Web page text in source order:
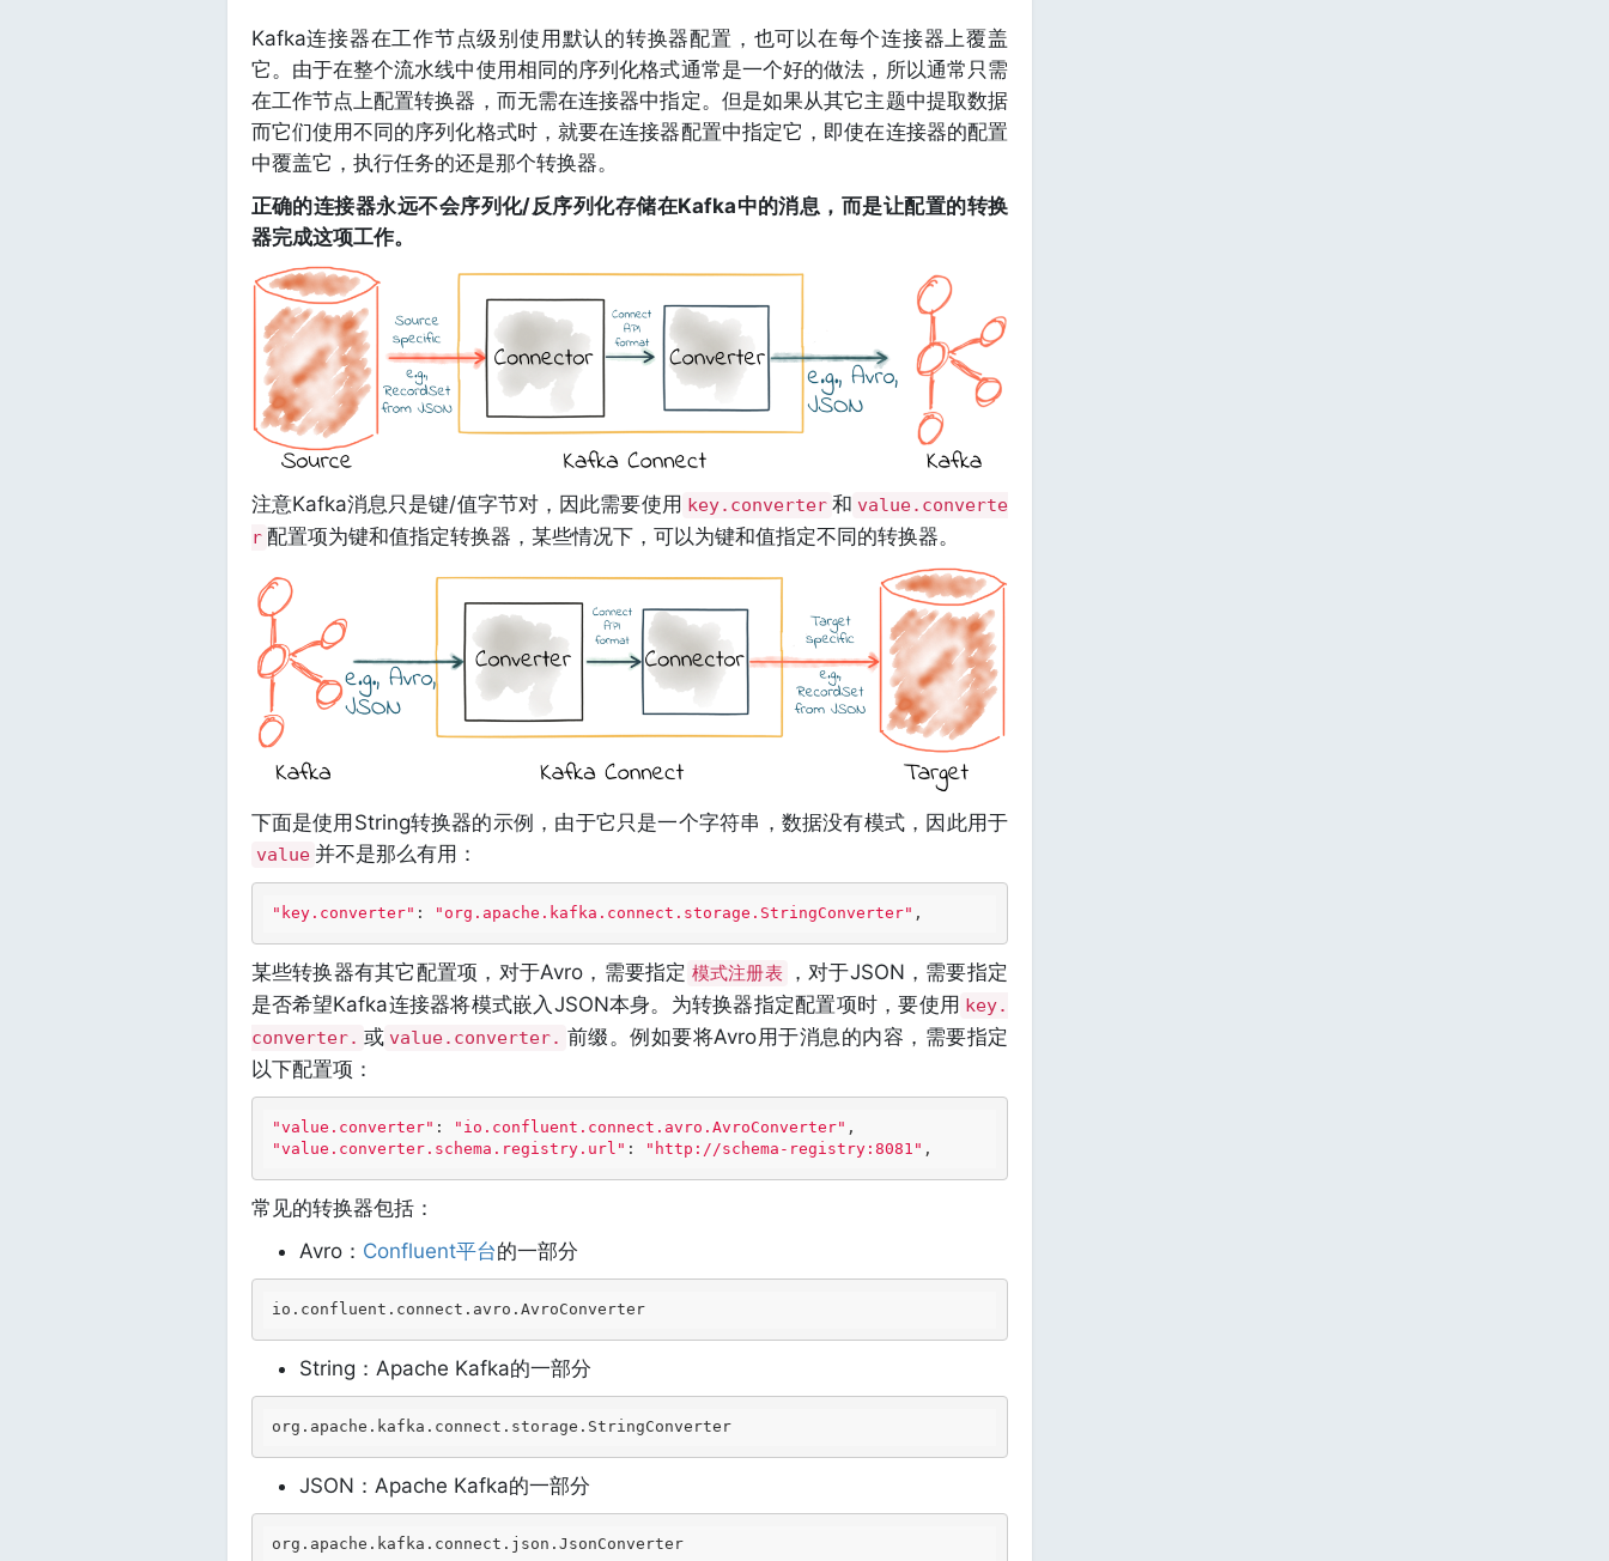
Kafka连接器在工作节点级别使用默认的转换器配置，也可以在每个连接器上覆盖
它。由于在整个流水线中使用相同的序列化格式通常是一个好的做法，所以通常只需
在工作节点上配置转换器，而无需在连接器中指定。但是如果从其它主题中提取数据
而它们使用不同的序列化格式时，就要在连接器配置中指定它，即使在连接器的配置
中覆盖它，执行任务的还是那个转换器。
正确的连接器永远不会序列化/反序列化存储在Kafka中的消息，而是让配置的转换
器完成这项工作。
注意Kafka消息只是键/值字节对，因此需要使用 key.converter 和 value.converte
r 配置项为键和值指定转换器，某些情况下，可以为键和值指定不同的转换器。
下面是使用String转换器的示例，由于它只是一个字符串，数据没有模式，因此用于
value 并不是那么有用：
"key.converter" : "org.apache.kafka.connect.storage.StringConverter"
某些转换器有其它配置项，对于Avro，需要指定 模式注册表
，对于JSON，需要指定
是否希望Kafka连接器将模式嵌入JSON本身。为转换器指定配置项时，要使用 key.
converter. 或 value.converter. 前缀。例如要将Avro用于消息的内容，需要指定
以下配置项：
"value.converter" : "io.confluent.connect.avro.AvroConverter"
"value.converter.schema.registry.url" : "http://schema-registry:8081"
常见的转换器包括：
Avro： Confluent平台的一部分
io .confluent .connect .avro .AvroConverter
String：Apache Kafka的一部分
org .apache .kafka .connect .storage .StringConverter
JSON：Apache Kafka的一部分
org .apache .kafka .connect .json .JsonConverter